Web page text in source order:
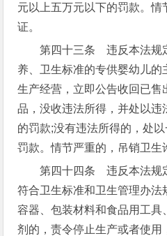
元以上五万元以下的罚款。
证。
第四十三条 违反本法规
养、卫生标准的专供婴幼儿的
生产经营，立即公告收回已售
品，没收违法所得，并处以
的罚款;没有违法所得的，处
罚款。情节严重的，吊销卫生
第四十四条 违反本法规
符合卫生标准和卫生管理办法
容器、包装材料和食品用工
剂的，责令停止生产或者使用